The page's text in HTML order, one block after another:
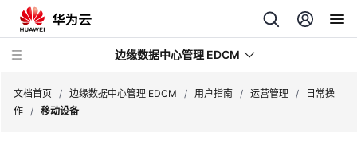
边缘数据中心管理 EDCM
文档首页 / 边缘数据中心管理 EDCM / 用户指南 / 运营管理 /
日常操
作 / 移动设备